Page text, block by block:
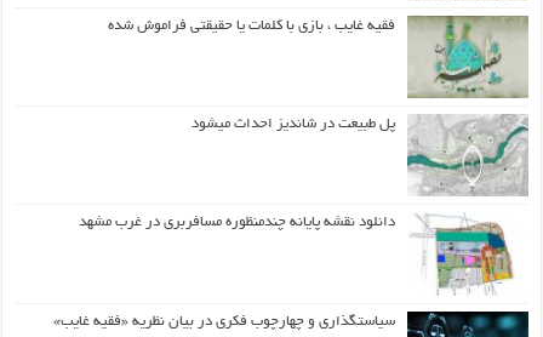
فقیه غایب ، بازی با کلمات یا حقیقتی فراموش شده
پل طبیعت در شاندیز احداث میشود
دانلود نقشه پایانه چندمنظوره مسافربری در غرب مشهد
سیاستگذاری و چهارچوب فکری در بیان نظریه «فقیه غایب»